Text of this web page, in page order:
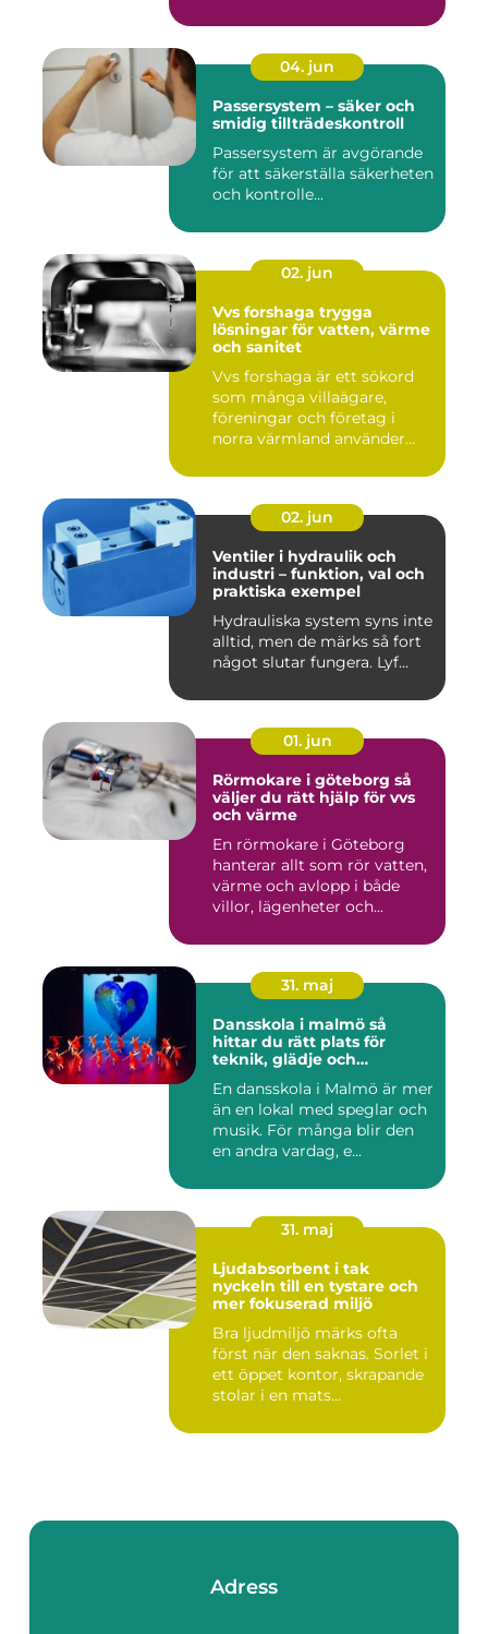
04. jun
Passersystem – säker och
smidig tillträdeskontroll
Passersystem är avgörande
för att säkerställa säkerheten
och kontrolle...
02. jun
Vvs forshaga trygga
lösningar för vatten, värme
och sanitet
Vvs forshaga är ett sökord
som många villaägare,
föreningar och företag i
norra värmland använder
02. jun
Ventiler i hydraulik och
industri – funktion, val och
praktiska exempel
Hydrauliska system syns inte
alltid, men de märks så fort
något slutar fungera. Lyf...
01. jun
Rörmokare i göteborg så
väljer du rätt hjälp för vvs
och värme
En rörmokare i Göteborg
hanterar allt som rör vatten,
värme och avlopp i både
villor, lägenheter och...
31. maj
Dansskola i malmö så
hittar du rätt plats för
teknik, glädje och
En dansskola i Malmö är mer
än en lokal med speglar och
musik. För många blir den
en andra vardag, e...
31. maj
Ljudabsorbent i tak
nyckeln till en tystare och
mer fokuserad miljö
Bra ljudmiljö märks ofta
först när den saknas. Sorlet i
ett öppet kontor, skrapande
stolar i en mats...
Adress